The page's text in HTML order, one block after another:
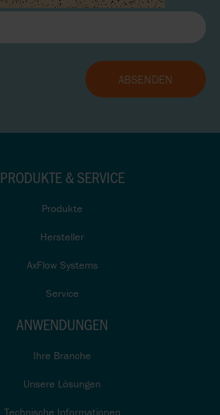
PRODUKTE & SERVICE
Produkte
Hersteller
AxFlow Systems
Service
ANWENDUNGEN
Ihre Branche
Unsere Lösungen
Technische Informationen